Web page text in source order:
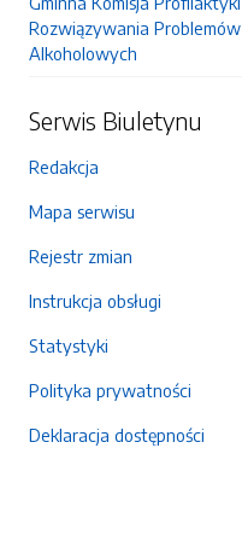
Rozwiązywania Problemów
Alkoholowych
Serwis Biuletynu
Redakcja
Mapa serwisu
Rejestr zmian
Instrukcja obsługi
Statystyki
Polityka prywatności
Deklaracja dostępności